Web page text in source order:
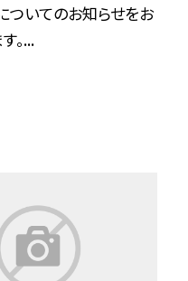
ついてのお知らせをお
。...